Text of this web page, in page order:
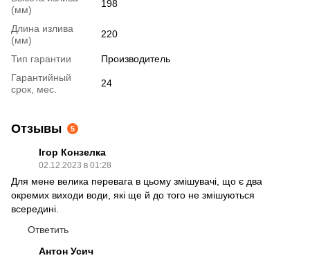
(мм)
198
Длина излива
(мм)
220
Тип гарантии
Производитель
Гарантийный
срок, мес.
24
Отзывы 5
Ігор Конзелка
02.12.2023 в 01:28
Для мене велика перевага в цьому змішувачі, що є два
окремих виходи води, які ще й до того не змішуються
всередині.
Ответить
Антон Усич